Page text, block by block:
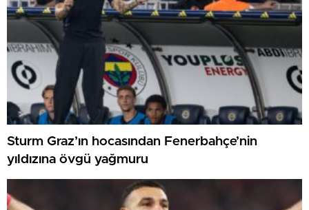
Sturm Graz’ın hocasından Fenerbahçe’nin
yıldızına övgü yağmuru